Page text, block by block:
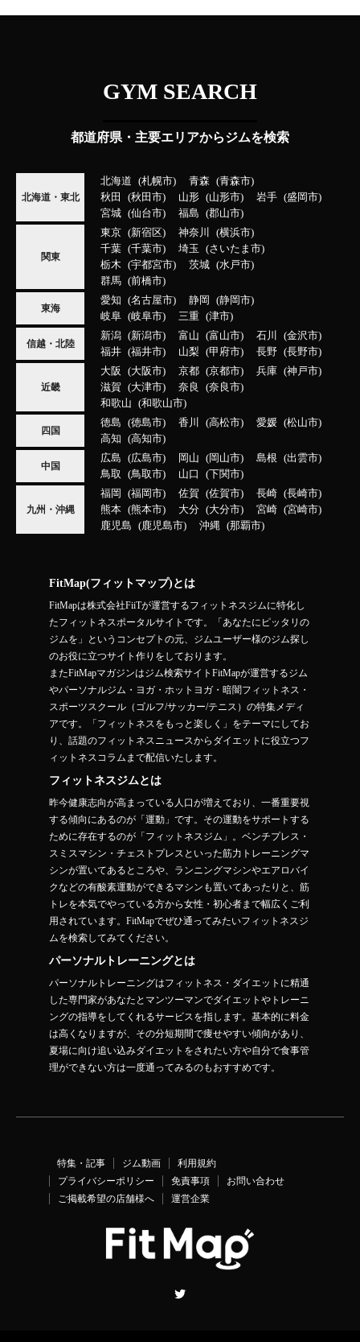
GYM SEARCH
都道府県・主要エリアからジムを検索
北海道・東北
北海道 札幌市 青森
青森市
秋田
秋田市 山形 山形市 岩手
盛岡市
宮城
仙台市 福島 郡山市
関東
東京 新宿区 神奈川
横浜市
千葉
千葉市 埼玉
さいたま市
栃木
宇都宮市 茨城
水戸市
群馬
前橋市
東海
愛知 名古屋市 静岡
静岡市
岐阜
岐阜市 三重 津市
信越・北陸
新潟 新潟市 富山 富山市 石川
金沢市
福井
福井市 山梨 甲府市 長野 長野市
近畿
大阪 大阪市 京都 京都市 兵庫
神戸市
滋賀
大津市 奈良
奈良市
和歌山
和歌山市
四国
徳島 徳島市 香川 高松市 愛媛
松山市
高知
高知市
中国
広島 広島市 岡山 岡山市 島根
出雲市
鳥取
鳥取市 山口 下関市
九州・沖縄
福岡 福岡市 佐賀 佐賀市 長崎
長崎市
熊本
熊本市 大分 大分市 宮崎
宮崎市
鹿児島
鹿児島市 沖縄 那覇市
FitMap(フィットマップ)とは
FitMapは株式会社FiiTが運営するフィットネスジムに特化し
たフィットネスポータルサイトです。「あなたにピッタリの
ジムを」というコンセプトの元、ジムユーザー様のジム探し
のお役に立つサイト作りをしております。
またFitMapマガジンはジム検索サイトFitMapが運営するジム
やパーソナルジム・ヨガ・ホットヨガ・暗闇フィットネス・
スポーツスクール（ゴルフ/サッカー/テニス）の特集メディ
アです。「フィットネスをもっと楽しく」をテーマにしてお
り、話題のフィットネスニュースからダイエットに役立つフ
ィットネスコラムまで配信いたします。
フィットネスジムとは
昨今健康志向が高まっている人口が増えており、一番重要視
する傾向にあるのが「運動」です。その運動をサポートする
ために存在するのが「フィットネスジム」。ベンチプレス・
スミスマシン・チェストプレスといった筋力トレーニングマ
シンが置いてあるところや、ランニングマシンやエアロバイ
クなどの有酸素運動ができるマシンも置いてあったりと、筋
トレを本気でやっている方から女性・初心者まで幅広くご利
用されています。FitMapでぜひ通ってみたいフィットネスジ
ムを検索してみてください。
パーソナルトレーニングとは
パーソナルトレーニングはフィットネス・ダイエットに精通
した専門家があなたとマンツーマンでダイエットやトレーニ
ングの指導をしてくれるサービスを指します。基本的に料金
は高くなりますが、その分短期間で痩せやすい傾向があり、
夏場に向け追い込みダイエットをされたい方や自分で食事管
理ができない方は一度通ってみるのもおすすめです。
特集・記事 ジム動画
利用規約
プライバシーポリシー
免責事項
お問い合わせ
ご掲載希望の店舗様へ
運営企業